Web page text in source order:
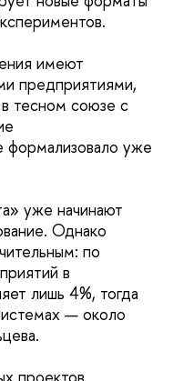
имеют
предприятиями,
в тесном союзе с
формализовало уже
уже начинают
Однако
по
в
лишь 4%, тогда
— около